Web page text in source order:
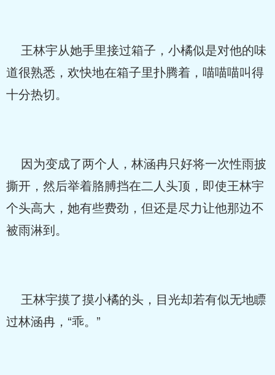
王林宇从她手里接过箱子，小橘似是对他的味
道很熟悉，欢快地在箱子里扑腾着，喵喵喵叫得
十分热切。
因为变成了两个人，林涵冉只好将一次性雨披
撕开，然后举着胳膊挡在二人头顶，即使王林宇
个头高大，她有些费劲，但还是尽力让他那边不
被雨淋到。
王林宇摸了摸小橘的头，目光却若有似无地瞟
过林涵冉，“乖。”